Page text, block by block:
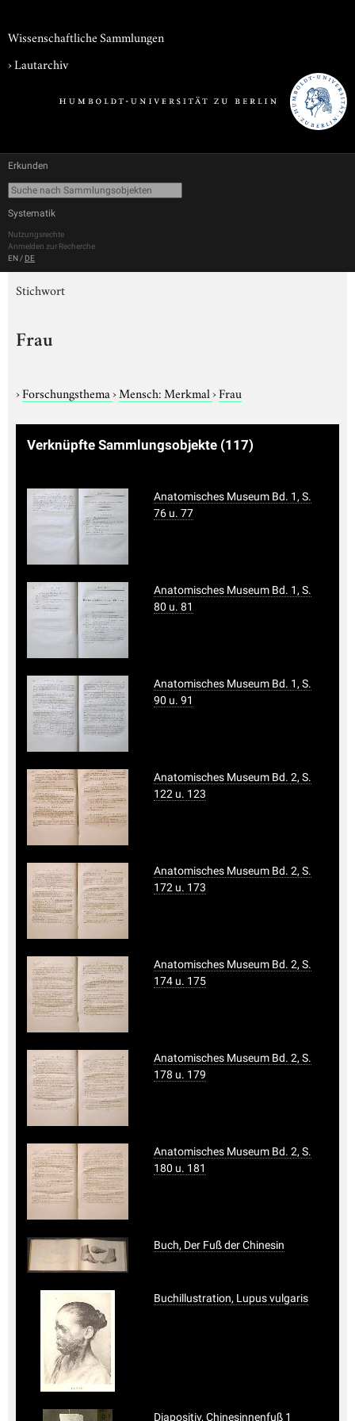
Wissenschaftliche Sammlungen
›Lautarchiv
Erkunden
Systematik
Nutzungsrechte
Anmelden zur Recherche
EN / DE
Stichwort
Frau
›Forschungsthema›Mensch: Merkmal›Frau
Verknüpfte Sammlungsobjekte (117)
Anatomisches Museum Bd. 1, S.
76 u. 77
Anatomisches Museum Bd. 1, S.
80 u. 81
Anatomisches Museum Bd. 1, S.
90 u. 91
Anatomisches Museum Bd. 2, S.
122 u. 123
Anatomisches Museum Bd. 2, S.
172 u. 173
Anatomisches Museum Bd. 2, S.
174 u. 175
Anatomisches Museum Bd. 2, S.
178 u. 179
Anatomisches Museum Bd. 2, S.
180 u. 181
Buch, Der Fuß der Chinesin
Buchillustration, Lupus vulgaris
Diapositiv, Chinesinnenfuß 1